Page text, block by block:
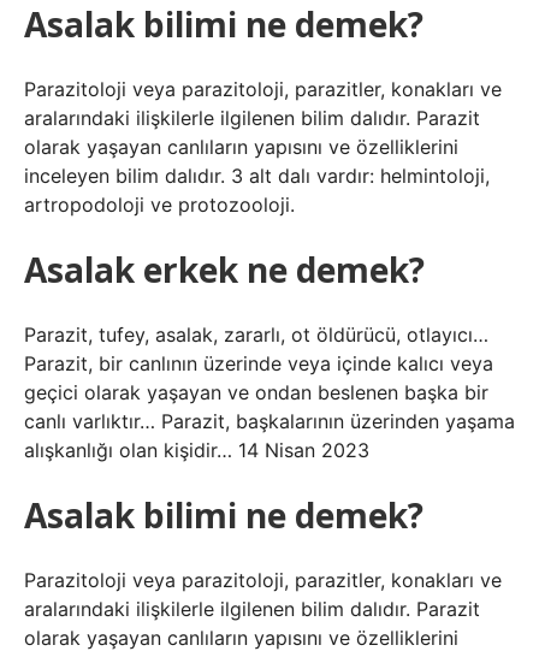
Asalak bilimi ne demek?
Parazitoloji veya parazitoloji, parazitler, konakları ve
aralarındaki ilişkilerle ilgilenen bilim dalıdır. Parazit
olarak yaşayan canlıların yapısını ve özelliklerini
inceleyen bilim dalıdır. 3 alt dalı vardır: helmintoloji,
artropodoloji ve protozooloji.
Asalak erkek ne demek?
Parazit, tufey, asalak, zararlı, ot öldürücü, otlayıcı…
Parazit, bir canlının üzerinde veya içinde kalıcı veya
geçici olarak yaşayan ve ondan beslenen başka bir
canlı varlıktır… Parazit, başkalarının üzerinden yaşama
alışkanlığı olan kişidir… 14 Nisan 2023
Asalak bilimi ne demek?
Parazitoloji veya parazitoloji, parazitler, konakları ve
aralarındaki ilişkilerle ilgilenen bilim dalıdır. Parazit
olarak yaşayan canlıların yapısını ve özelliklerini